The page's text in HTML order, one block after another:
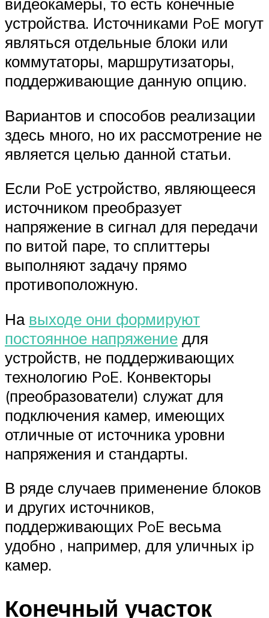
устройства. Источниками PoE могут
являться отдельные блоки или
коммутаторы, маршрутизаторы,
поддерживающие данную опцию.
Вариантов и способов реализации
здесь много, но их рассмотрение не
является целью данной статьи.
Если PoE устройство, являющееся
источником преобразует
напряжение в сигнал для передачи
по витой паре, то сплиттеры
выполняют задачу прямо
противоположную.
На выходе они формируют
постоянное напряжение для
устройств, не поддерживающих
технологию PoE. Конвекторы
(преобразователи) служат для
подключения камер, имеющих
отличные от источника уровни
напряжения и стандарты.
В ряде случаев применение блоков
и других источников,
поддерживающих PoE весьма
удобно , например, для уличных ip
камер.
Конечный участок